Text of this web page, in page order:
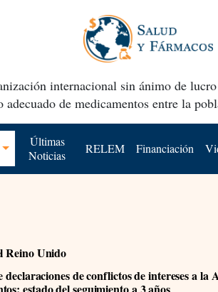
internacional sin ánimo de
adecuado de medicamentos entre la
Últimas
Noticias
RELEM Financiación
Reino Unido
declaraciones de conflictos de intereses a la
estado del seguimiento a 3 años